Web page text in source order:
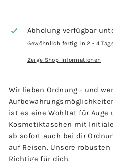
Abholung verfügbar
Gewöhnlich fertig in 2 - 4
Zeige Shop-Informationen
Wir lieben Ordnung - und
ist es eine Wohltat für Auge
Kosmetiktaschen mit
ab sofort auch bei dir
auf Reisen. Unsere